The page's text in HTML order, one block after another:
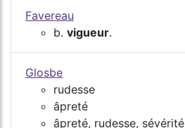
Favereau
b. vigueur.
Glosbe
rudesse
âpreté
âpreté, rudesse, sévérité